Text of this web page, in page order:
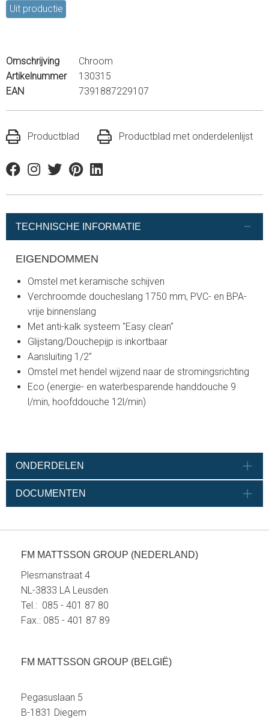
Uit productie
Omschrijving
Chroom
Artikelnummer
130315
EAN
7391887229107
Productblad Productblad met onderdelenlijst
FacebookInstagram
TwitterPinterestLinkedin
TECHNISCHE INFORMATIE
EIGENDOMMEN
Omstel met keramische schijven
Verchroomde doucheslang 1750 mm, PVC- en BPA-
vrije binnenslang
Met anti-kalk systeem "Easy clean"
Glijstang/Douchepijp is inkortbaar
Aansluiting 1/2"
Omstel met hendel wijzend naar de stromingsrichting
Eco (energie- en waterbesparende handdouche 9
l/min, hoofddouche 12l/min)
ONDERDELEN
DOCUMENTEN
FM MATTSSON GROUP (NEDERLAND)
Plesmanstraat 4
NL-3833 LA Leusden
Tel.: 085 - 401 87 80
Fax.: 085 - 401 87 89
FM MATTSSON GROUP (BELGIË)
Pegasuslaan 5
B-1831 Diegem